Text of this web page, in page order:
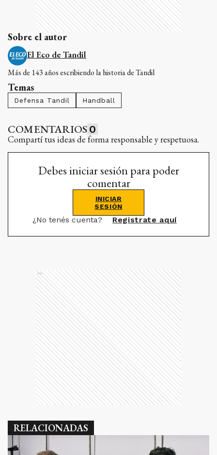
Sobre el autor
El Eco de Tandil
Más de 143 años escribiendo la historia de Tandil
Temas
Defensa Tandil Handball
COMENTARIOS 0
Compartí tus ideas de forma responsable y respetuosa.
Debes iniciar sesión para poder
comentar
INICIAR
SESIÓN
¿No tenés cuenta? Registrate aquí
Ads
RELACIONADAS